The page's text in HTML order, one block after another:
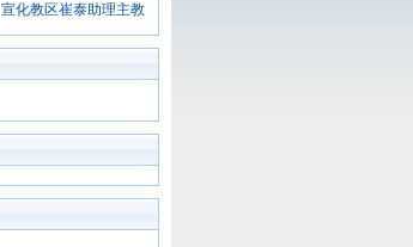
宣化教区崔泰助理主教